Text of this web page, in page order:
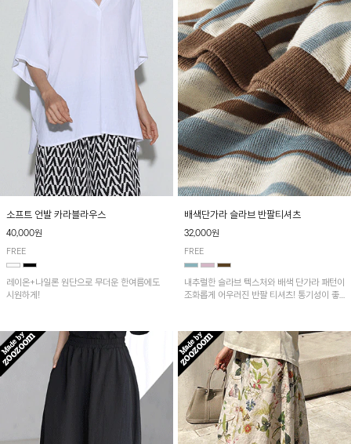
소프트 언발 카라블라우스
40,000원
FREE
레이온+나일론 원단으로 무더운 한여름에도
시원하게!
배색단가라 슬라브 반팔티셔츠
32,000원
FREE
내추럴한 슬라브 텍스처와 배색 단가라 패턴이
조화롭게 어우러진 반팔 티셔츠! 통기성이 좋